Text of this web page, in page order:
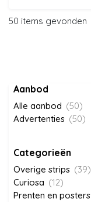
50 items gevonden
Aanbod
Alle aanbod (50)
Advertenties (50)
Categorieën
Overige strips (39)
Curiosa (12)
Prenten en posters